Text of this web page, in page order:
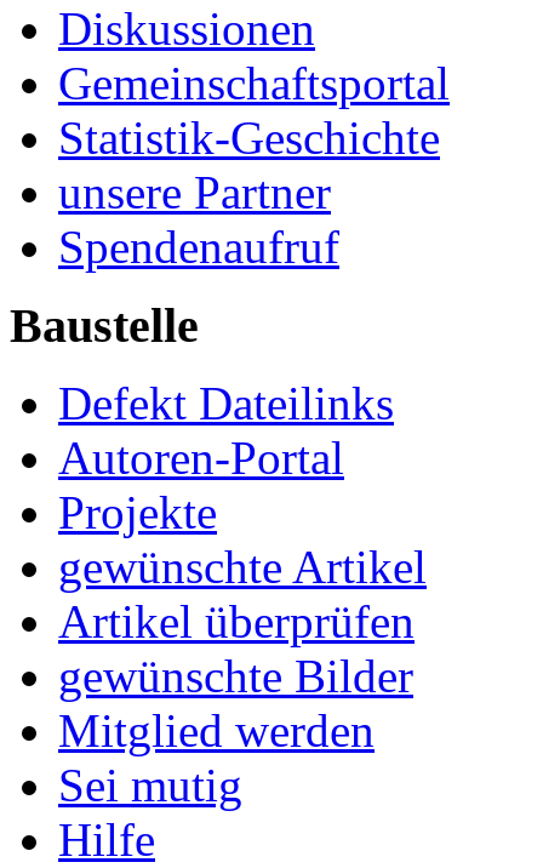
Diskussionen
Gemeinschaftsportal
Statistik-Geschichte
unsere Partner
Spendenaufruf
Baustelle
Defekt Dateilinks
Autoren-Portal
Projekte
gewünschte Artikel
Artikel überprüfen
gewünschte Bilder
Mitglied werden
Sei mutig
Hilfe